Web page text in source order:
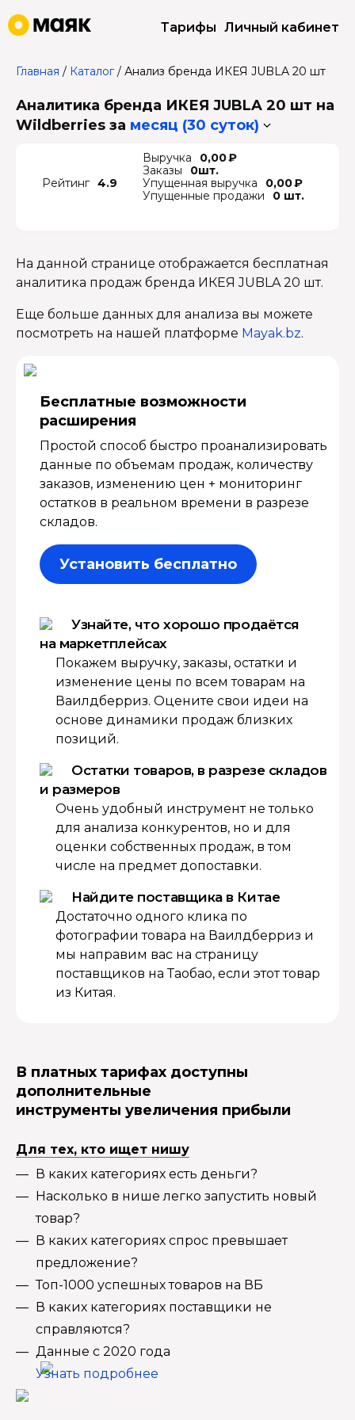
Тарифы Личный кабинет
Главная / Каталог/ Анализ бренда ИКЕЯ JUBLA 20 шт
Аналитика бренда ИКЕЯ JUBLA 20 шт на
Wildberries за месяц (30 суток)
Рейтинг 4.9
Выручка
0,00 ₽
Заказы
0шт.
Упущенная выручка
0,00 ₽
Упущенные продажи
0 шт.
На данной странице отображается бесплатная
аналитика продаж бренда ИКЕЯ JUBLA 20 шт.
Еще больше данных для анализа вы можете
посмотреть на нашей платформе Mayak.bz.
Бесплатные возмож­ности
расширения
Простой способ быстро проанализировать
данные по объемам продаж, количеству
заказов, изменению цен + мониторинг
остатков в реальном времени в разрезе
складов.
Установить бесплатно
Узнайте, что хорошо продаётся
на маркетплейсах
Покажем выручку, заказы, остатки и
изменение цены по всем товарам на
Ваилдберриз. Оцените свои идеи на
основе динамики продаж близких
позиций.
Остатки товаров, в разрезе складов
и размеров
Очень удобный инструмент не только
для анализа конкурентов, но и для
оценки собственных продаж, в том
числе на предмет допоставки.
Найдите поставщика в Китае
Достаточно одного клика по
фотографии товара на Ваилдберриз и
мы направим вас на страницу
поставщиков на Таобао, если этот товар
из Китая.
В платных тарифах доступны
дополнительные
инструменты увеличения прибыли
Для тех, кто ищет нишу
В каких категориях есть деньги?
Насколько в нише легко запустить новый
товар?
В каких категориях спрос превышает
предложение?
Топ-1000 успешных товаров на ВБ
В каких категориях поставщики не
справляются?
Данные с 2020 года
Узнать подробнее